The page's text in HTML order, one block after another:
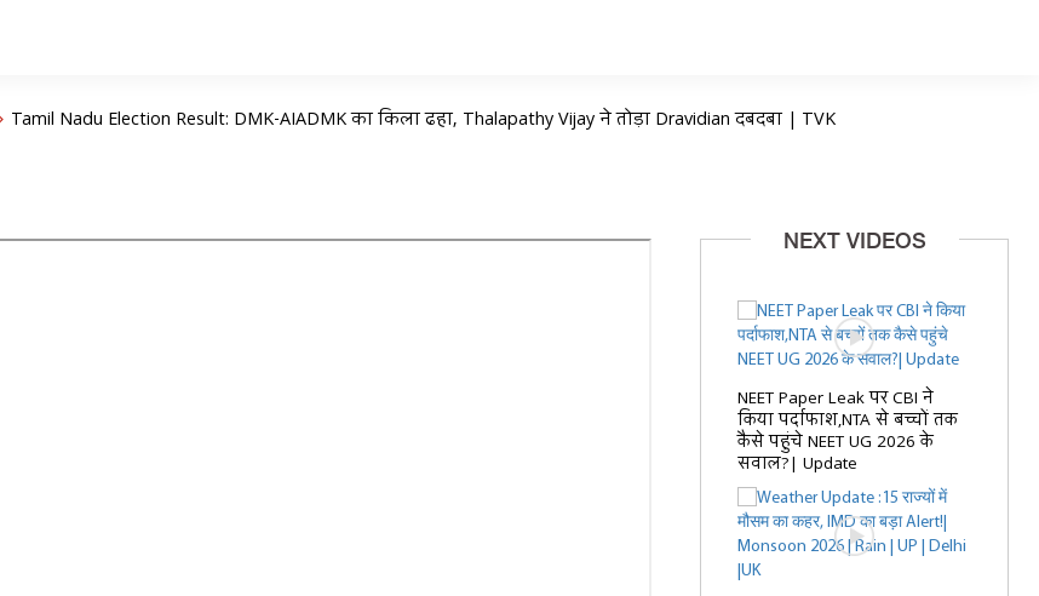
Tamil Nadu Election Result: DMK-AIADMK का किला ढहा, Thalapathy Vijay ने तोड़ा Dravidian दबदबा | TVK
NEXT VIDEOS
NEET Paper Leak पर CBI ने
किया पर्दाफाश,NTA से बच्चों तक
कैसे पहुंचे NEET UG 2026 के
सवाल?| Update